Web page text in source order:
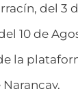
del 3
10 de
la